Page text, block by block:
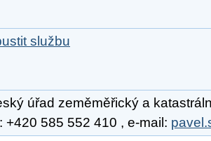
službu
úřad zeměměřický a
+420 585 552 410 , e-mail: